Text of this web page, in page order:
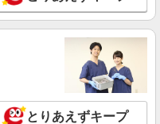
手当 〇時間外勤務手当 〇夜
当 〇休日勤務手当 〇年末年
1
詳細を見る
向け住宅／介護職／16-20
とりあえずキープ